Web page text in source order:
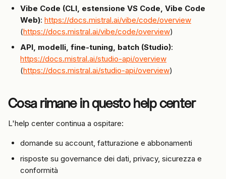
Vibe Code (CLI, estensione VS Code, Vibe Code
Web): https://docs.mistral.ai/vibe/code/overview
(https://docs.mistral.ai/vibe/code/overview)
API, modelli, fine-tuning, batch (Studio):
https://docs.mistral.ai/studio-api/overview
(https://docs.mistral.ai/studio-api/overview)
Cosa rimane in questo help center
L'help center continua a ospitare:
domande su account, fatturazione e abbonamenti
risposte su governance dei dati, privacy, sicurezza e
conformità